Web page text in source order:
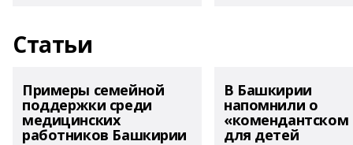
Статьи
Примеры семейной
поддержки среди
медицинских
работников Башкирии
В Башкирии
напомнили о
«комендантском
для детей